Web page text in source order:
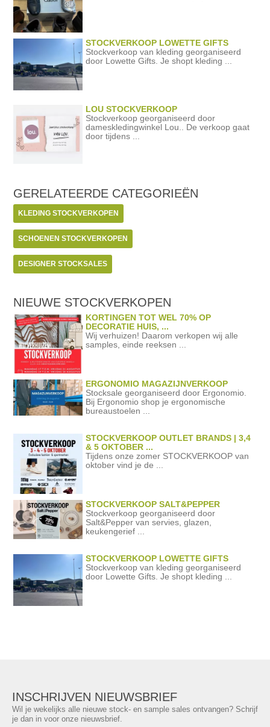
STOCKVERKOOP LOWETTE GIFTS
Stockverkoop van kleding georganiseerd
door Lowette Gifts. Je shopt kleding ...
LOU STOCKVERKOOP
Stockverkoop georganiseerd door
dameskledingwinkel Lou.. De verkoop gaat
door tijdens ...
GERELATEERDE CATEGORIEËN
KLEDING STOCKVERKOPEN
SCHOENEN STOCKVERKOPEN
DESIGNER STOCKSALES
NIEUWE STOCKVERKOPEN
KORTINGEN TOT WEL 70% OP
DECORATIE HUIS, ...
Wij verhuizen! Daarom verkopen wij alle
samples, einde reeksen ...
ERGONOMIO MAGAZIJNVERKOOP
Stocksale georganiseerd door Ergonomio.
Bij Ergonomio shop je ergonomische
bureaustoelen ...
STOCKVERKOOP OUTLET BRANDS | 3,4
& 5 OKTOBER ...
Tijdens onze zomer STOCKVERKOOP van
oktober vind je de ...
STOCKVERKOOP SALT&PEPPER
Stockverkoop georganiseerd door
Salt&Pepper van servies, glazen,
keukengerief ...
STOCKVERKOOP LOWETTE GIFTS
Stockverkoop van kleding georganiseerd
door Lowette Gifts. Je shopt kleding ...
INSCHRIJVEN NIEUWSBRIEF
Wil je wekelijks alle nieuwe stock- en sample sales ontvangen? Schrijf
je dan in voor onze nieuwsbrief.